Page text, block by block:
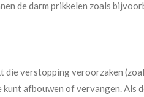
de darm prikkelen zoals
die verstopping veroorzaken
kunt afbouwen of vervangen.